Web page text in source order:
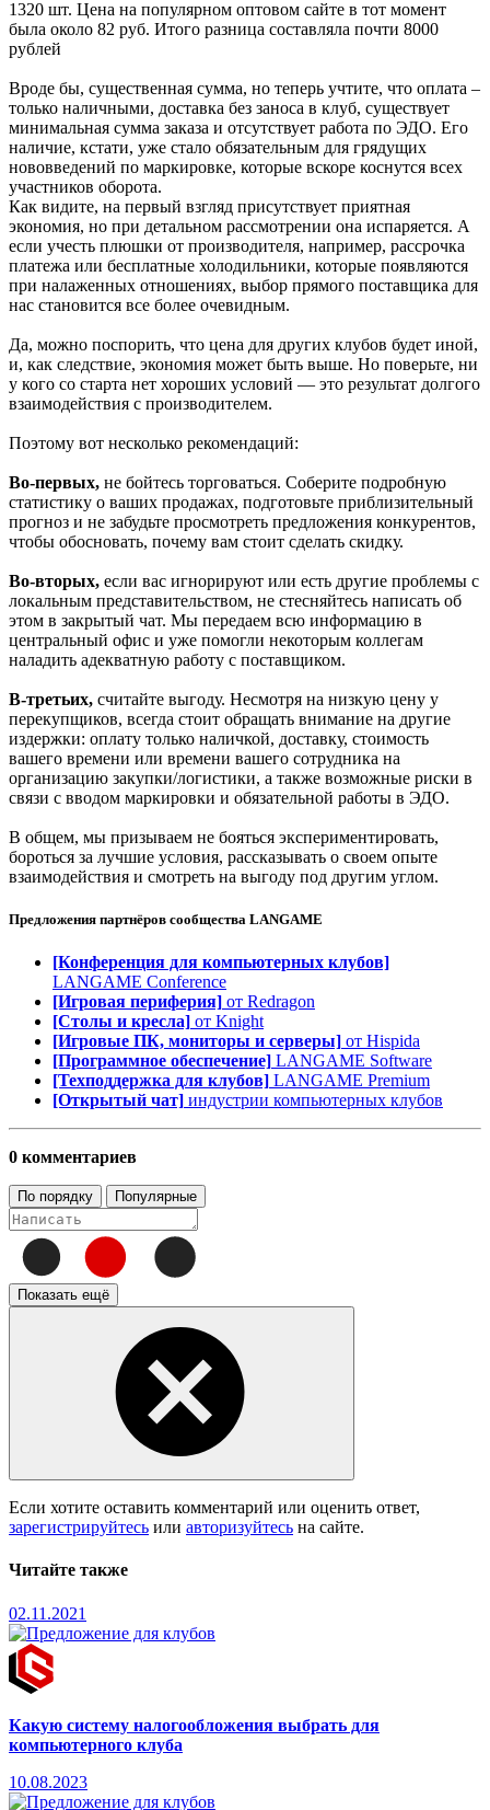
1320 шт. Цена на популярном оптовом сайте в тот момент
была около 82 руб. Итого разница составляла почти 8000
рублей
Вроде бы, существенная сумма, но теперь учтите, что оплата –
только наличными, доставка без заноса в клуб, существует
минимальная сумма заказа и отсутствует работа по ЭДО. Его
наличие, кстати, уже стало обязательным для грядущих
нововведений по маркировке, которые вскоре коснутся всех
участников оборота.
Как видите, на первый взгляд присутствует приятная
экономия, но при детальном рассмотрении она испаряется. А
если учесть плюшки от производителя, например, рассрочка
платежа или бесплатные холодильники, которые появляются
при налаженных отношениях, выбор прямого поставщика для
нас становится все более очевидным.
Да, можно поспорить, что цена для других клубов будет иной,
и, как следствие, экономия может быть выше. Но поверьте, ни
у кого со старта нет хороших условий — это результат долгого
взаимодействия с производителем.
Поэтому вот несколько рекомендаций:
Во-первых, не бойтесь торговаться. Соберите подробную
статистику о ваших продажах, подготовьте приблизительный
прогноз и не забудьте просмотреть предложения конкурентов,
чтобы обосновать, почему вам стоит сделать скидку.
Во-вторых, если вас игнорируют или есть другие проблемы с
локальным представительством, не стесняйтесь написать об
этом в закрытый чат. Мы передаем всю информацию в
центральный офис и уже помогли некоторым коллегам
наладить адекватную работу с поставщиком.
В-третьих, считайте выгоду. Несмотря на низкую цену у
перекупщиков, всегда стоит обращать внимание на другие
издержки: оплату только наличкой, доставку, стоимость
вашего времени или времени вашего сотрудника на
организацию закупки/логистики, а также возможные риски в
связи с вводом маркировки и обязательной работы в ЭДО.
В общем, мы призываем не бояться экспериментировать,
бороться за лучшие условия, рассказывать о своем опыте
взаимодействия и смотреть на выгоду под другим углом.
Предложения партнёров сообщества LANGAME
[Конференция для компьютерных клубов]
LANGAME Conference
[Игровая периферия] от Redragon
[Столы и кресла] от Knight
[Игровые ПК, мониторы и серверы] от Hispida
[Программное обеспечение] LANGAME Software
[Техподдержка для клубов] LANGAME Premium
[Открытый чат] индустрии компьютерных клубов
0 комментариев
По порядку Популярные
Показать ещё
Если хотите оставить комментарий или оценить ответ,
зарегистрируйтесь или авторизуйтесь на сайте.
Читайте также
02.11.2021
Какую систему налогообложения выбрать для
компьютерного клуба
10.08.2023